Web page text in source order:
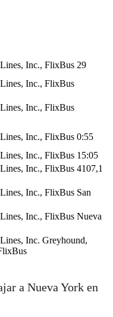
Inc., FlixBus 29
Inc., FlixBus
Inc., FlixBus
Inc., FlixBus 0:55
Inc., FlixBus 15:05
Inc., FlixBus 4107,1
Inc., FlixBus San
Inc., FlixBus Nueva
Inc. Greyhound,
, ©OpenStreetMap
a Nueva York en